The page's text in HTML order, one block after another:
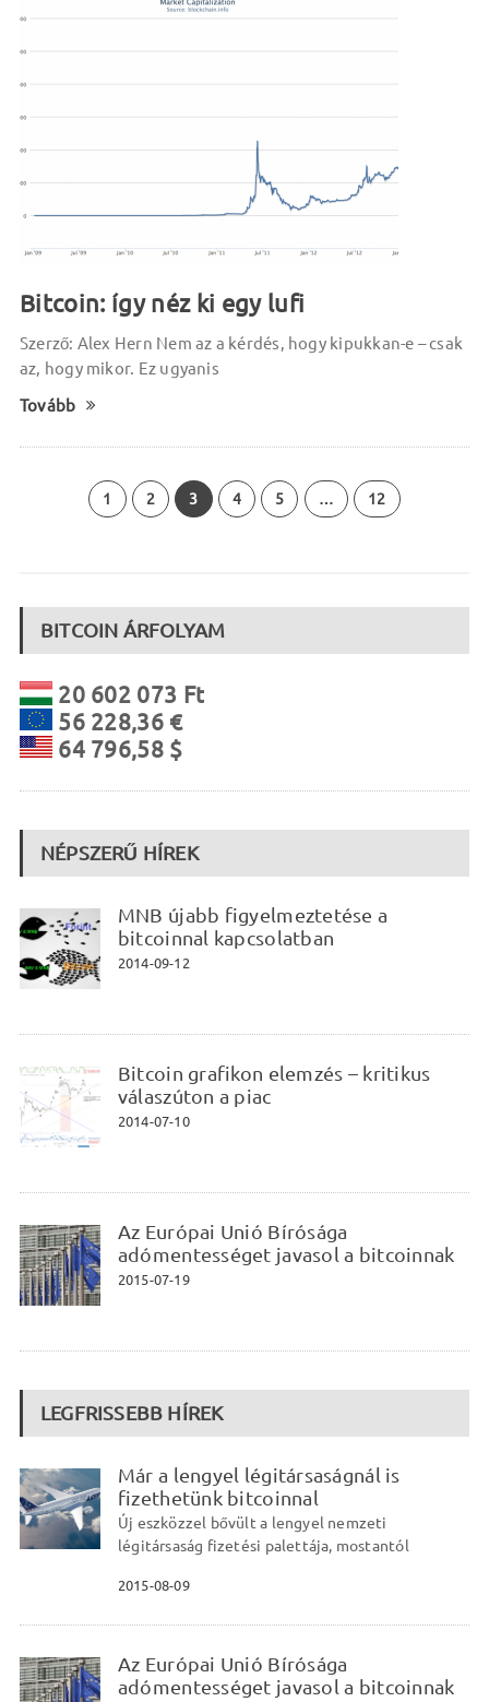
Bitcoin: így néz ki egy lufi
Szerző: Alex Hern Nem az a kérdés, hogy kipukkan-e – csak
az, hogy mikor. Ez ugyanis
Tovább
1 2 3 4 5 … 12
BITCOIN ÁRFOLYAM
20 602 073 Ft
56 228,36 €
64 796,58 $
NÉPSZERŰ HÍREK
MNB újabb figyelmeztetése a
bitcoinnal kapcsolatban
2014-09-12
Bitcoin grafikon elemzés – kritikus
válaszúton a piac
2014-07-10
Az Európai Unió Bírósága
adómentességet javasol a bitcoinnak
2015-07-19
LEGFRISSEBB HÍREK
Már a lengyel légitársaságnál is
fizethetünk bitcoinnal
Új eszközzel bővült a lengyel nemzeti
légitársaság fizetési palettája, mostantól
2015-08-09
Az Európai Unió Bírósága
adómentességet javasol a bitcoinnak